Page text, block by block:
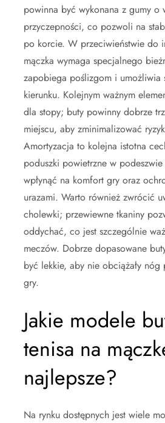
powinna być wykonana z gumy o
przyczepności, co pozwoli na
po korcie. W przeciwieństwie do
mączka wymaga specjalnego
zapobiega poślizgom i umożliwia
kierunku. Kolejnym ważnym
dla stopy; buty powinny dobrze
miejscu, aby zminimalizować
Amortyzacja to kolejna istotna
poduszki powietrzne w
wpłynąć na komfort gry oraz
urazami. Warto również zwrócić
cholewki; przewiewne tkaniny
oddychać, co jest szczególnie
meczów. Dobrze dopasowane
być lekkie, aby nie obciążały nóg
gry.
Jakie modele
tenisa na
najlepsze?
Na rynku dostępnych jest wiele